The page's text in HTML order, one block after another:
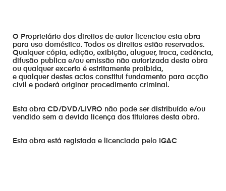
O Proprietário dos direitos de autor licenciou esta obra
para uso doméstico. Todos os direitos estão reservados.
Qualquer cópia, edição, exibição, aluguer, troca, cedência,
difusão publica e/ou emissão não autorizada desta obra
ou qualquer excerto é estritamente proibida,
e qualquer destes actos constitui fundamento para acção
civil e poderá originar procedimento criminal.
Esta obra CD/DVD/LIVRO não pode ser distribuído e/ou
vendido sem a devida licença dos titulares desta obra.
Esta obra está registada e licenciada pelo IGAC